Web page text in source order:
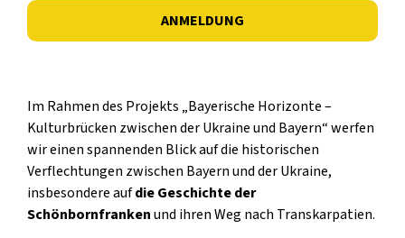
ANMELDUNG
Im Rahmen des Projekts „Bayerische Horizonte –
Kulturbrücken zwischen der Ukraine und Bayern“ werfen
wir einen spannenden Blick auf die historischen
Verflechtungen zwischen Bayern und der Ukraine,
insbesondere aufdie Geschichte der
Schönbornfrankenund ihren Weg nach Transkarpatien.